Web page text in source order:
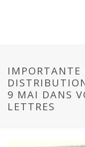
9 MAI DANS
LETTRES